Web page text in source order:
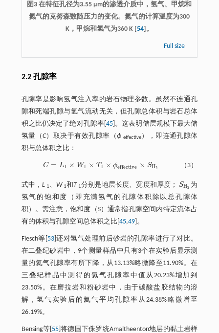
图3 在特征孔径为3.55 μm的渗透介质中，氢气、甲烷和
氮气的克努森数随压力的变化。氮气的计算温度为300
K，甲烷和氢气为360 K [54]。
Full size
2.2 孔隙率
孔隙率是影响氢气注入率的岩石物理参数。虽然不连通孔
隙和死端孔隙与氢气流动无关，但孔隙总体积与岩石总体
积之比仍决定了绝对孔隙率[ 45 ]。这表明储层规模下最大储
氢量（C）取决于有效孔隙率（ϕ effective），即连通孔隙体
积与总体积之比：
C = L1 × W1 × T 1 × ϕeffective × SH2
C= L1 ×W1 ×T 1×ϕ ef ect ve ×SH2 （3）
式中， L 1、 W 1和T 1分别是地层长度、宽度和厚度； SH2
SH2 为
氢气的饱和度（即充满氢气的孔隙体积除以总孔隙体
积）。需注意，饱和度（S）通常指孔隙空间内特定流体占
有的体积与孔隙空间总体积之比[ 45,49]。
Flesch等[ 53]还对氢气处理前后砂岩的孔隙率进行了对比。
在二叠纪砂岩中，9个测量样品中只有3个在实验后显示测
量的氦气孔隙率有所下降，从13.13%略微降至11.90%。在
三叠纪样品中测得的氦气孔隙率中值从20.23%增加到
23.50%。在磨拉岩和粉砂岩中，由于碳酸盐胶结物的溶
解，氢气实验后的氦气平均孔隙率从24.38%略微增至
26.19%。
Bensing等[ 55 ]将德国下侏罗统Amaltheenton地层的黏土岩样